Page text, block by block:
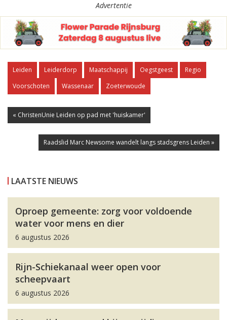
Advertentie
Leiden Leiderdorp Maatschappij Oegstgeest
Regio
Voorschoten
Wassenaar Zoeterwoude
« ChristenUnie Leiden op pad met 'huiskamer'
Raadslid Marc Newsome wandelt langs stadsgrens Leiden »
LAATSTE NIEUWS
Oproep gemeente: zorg voor voldoende
water voor mens en dier
6 augustus 2026
Rijn-Schiekanaal weer open voor
scheepvaart
6 augustus 2026